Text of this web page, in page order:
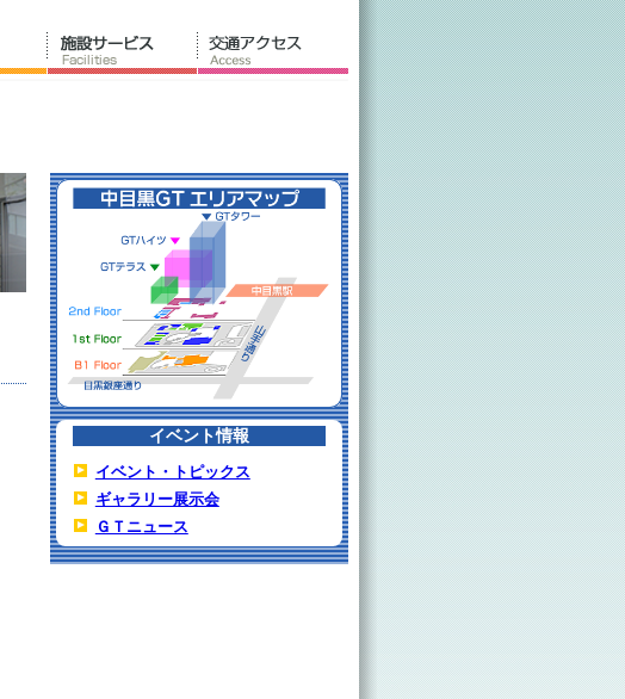
イベント情報
イベント・トピックス
ギャラリー展示会
ＧＴニュース